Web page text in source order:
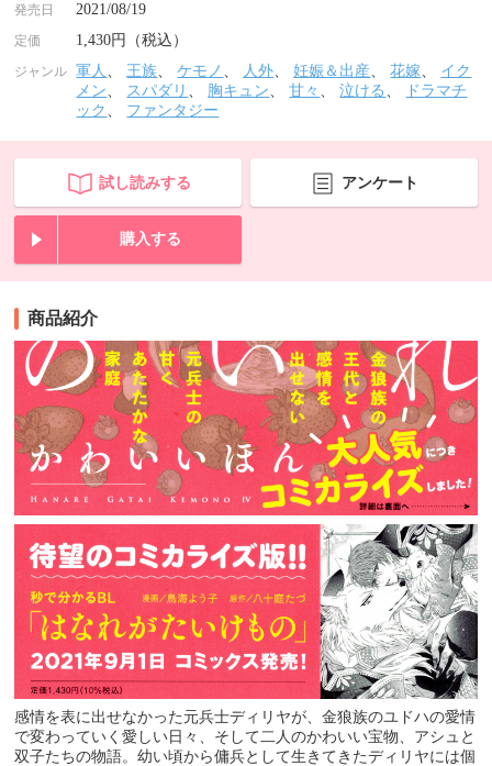
発売日 2021/08/19
定価 1,430円（税込）
ジャンル 軍人 、 王族、ケモノ 、 人外、妊娠＆出産、花嫁、 イク
メン、 スパダリ 、 胸キュン、甘々 、泣ける 、
ドラマチ
ック 、 ファンタジー
試し読みする アンケート
購入する
商品紹介
感情を表に出せなかった元兵士ディリヤが、金狼族のユドハの愛情
で変わっていく愛しい日々、そして二人のかわいい宝物、アシュと
双子たちの物語。幼い頃から傭兵として生きてきたディリヤには個